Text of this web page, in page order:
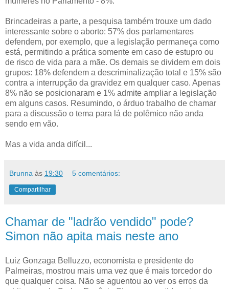
Brincadeiras a parte, a pesquisa também trouxe um dado
interessante sobre o aborto: 57% dos parlamentares
defendem, por exemplo, que a legislação permaneça como
está, permitindo a prática somente em caso de estupro ou
de risco de vida para a mãe. Os demais se dividem em dois
grupos: 18% defendem a descriminalização total e 15% são
contra a interrupção da gravidez em qualquer caso. Apenas
8% não se posicionaram e 1% admite ampliar a legislação
em alguns casos. Resumindo, o árduo trabalho de chamar
para a discussão o tema para lá de polêmico não anda
sendo em vão.
Mas a vida anda difícil...
Brunna às 19:30 5 comentários:
Compartilhar
Chamar de "ladrão vendido" pode?
Simon não apita mais neste ano
Luiz Gonzaga Belluzzo, economista e presidente do
Palmeiras, mostrou mais uma vez que é mais torcedor do
que qualquer coisa. Não se aguentou ao ver os erros da